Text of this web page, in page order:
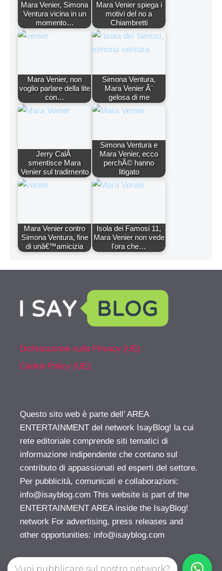
Mara Venier, Simona
Ventura vicina in un
momento…
Mara Venier spiega i
motivi del no a
Chiambretti
Mara Venier, non
voglio parlare della lite
con…
Simona Ventura,
Mara Venier Ã¨
gelosa di me
Jerry CalÃ
smentisce Mara
Venier sul tradimento
Simona Ventura e
Mara Venier, ecco
perchÃ© hanno
litigato
Mara Venier contro
Simona Ventura, fine
di unâ€™amicizia
Isola dei Famosi 11,
Mara Venier non vede
l'ora che…
Dichiarazione sulla Privacy (UE)
Cookie Policy (UE)
Questo sito web è parte dell’ AREA
ENTERTAINMENT del network IsayBlog! la cui
rete editoriale comprende siti tematici di
informazione indipendente che contano sul
contributo di appassionati ed esperti del settore.
Per pubblicità, comunicati e collaborazioni:
info@isayblog.com This website is part of the
ENTERTAINMENT AREA inside the IsayBlog!
network For advertising, press releases and
other opportunities: info@isayblog.com
Vuoi pubblicare sul nostro network?